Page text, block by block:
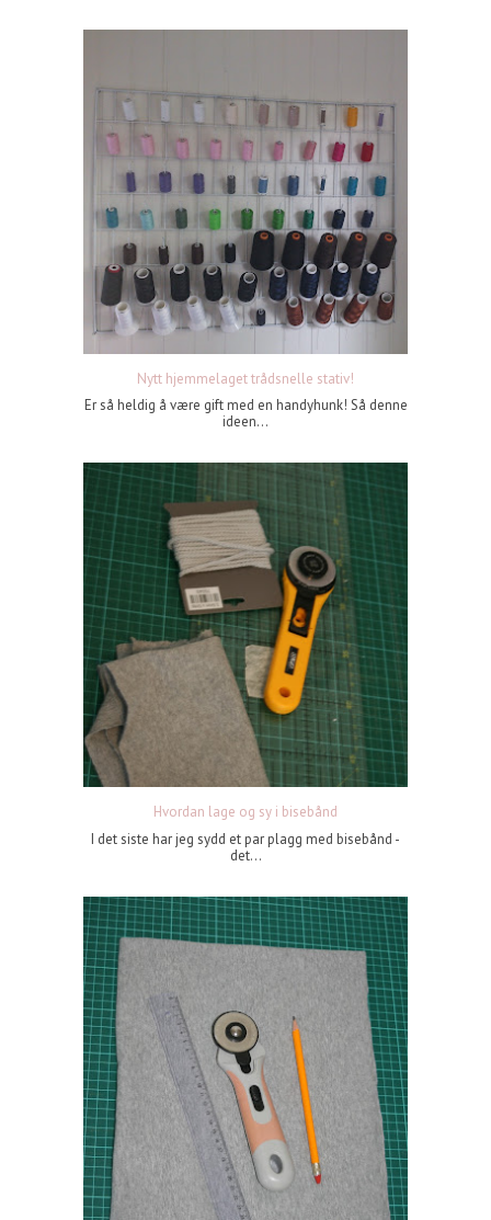
Nytt hjemmelaget trådsnelle stativ!
Er så heldig å være gift med en handyhunk! Så denne
ideen...
Hvordan lage og sy i bisebånd
I det siste har jeg sydd et par plagg med bisebånd -
det...